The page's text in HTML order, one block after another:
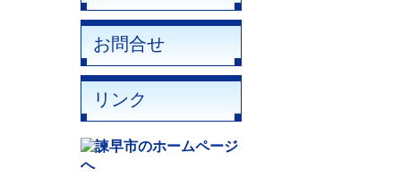
お問合せ
リンク